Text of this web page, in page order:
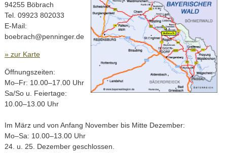
94255 Böbrach
Tel. 09923 802033
E-Mail:
boebrach@penninger.de
» zur Karte
Öffnungszeiten:
Mo–Fr: 10.00–17.00 Uhr
Sa/So u. Feiertage:
10.00–13.00 Uhr
Im März und von Anfang November bis Mitte Dezember:
Mo–Sa: 10.00–13.00 Uhr
24. u. 25. Dezember geschlossen.